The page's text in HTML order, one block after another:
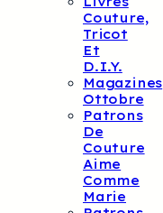
Couture,
Tricot
Et
D.I.Y.
Magazines
Ottobre
Patrons
De
Couture
Aime
Comme
Marie